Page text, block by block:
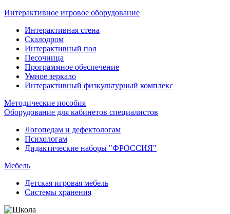
Интерактивное игровое оборудование
Интерактивная стена
Скалодром
Интерактивный пол
Песочница
Программное обеспечение
Умное зеркало
Интерактивный физкультурный комплекс
Методические пособия
Оборудование для кабинетов специалистов
Логопедам и дефектологам
Психологам
Дидактические наборы "ФРОССИЯ"
Мебель
Детская игровая мебель
Системы хранения